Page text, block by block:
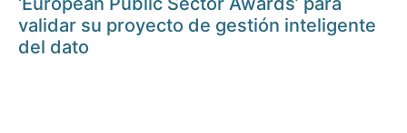
validar su proyecto de gestión inteligente
del dato